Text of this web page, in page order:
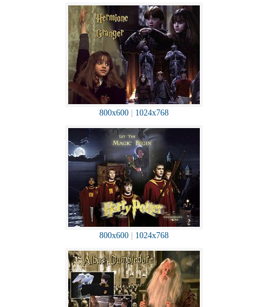
800x600 1024x768
800x600 1024x768